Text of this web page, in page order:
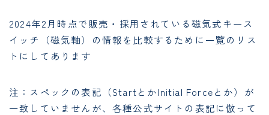
2024年2月時点で販売・採用されている磁気式キース
イッチ（磁気軸）の情報を比較するために一覧のリス
トにしてあります
注：スペックの表記（StartとかInitial Forceとか）が
一致していませんが、各種公式サイトの表記に倣って